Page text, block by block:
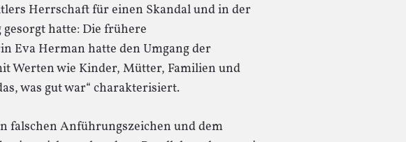
Herrschaft für einen Skandal und in der
hatte: Die frühere
Eva Herman hatte den Umgang der
Werten wie Kinder, Mütter, Familien und
was gut war“ charakterisiert.
falschen Anführungszeichen und dem